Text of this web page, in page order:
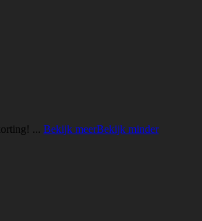
... Bekijk meerBekijk minder